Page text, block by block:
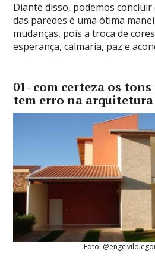
Diante disso, podemos
das paredes é uma ótima
mudanças, pois a troca de
esperança, calmaria, paz e
01- com certeza os
tem erro na
Foto: